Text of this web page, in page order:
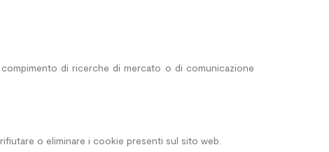
di ricerche di mercato o di comunicazione
o eliminare i cookie presenti sul sito web.